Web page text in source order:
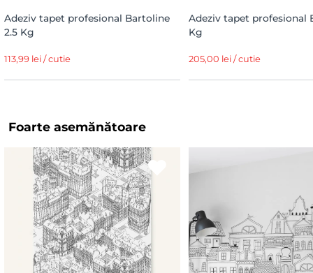
Adeziv tapet profesional Bartoline
2.5 Kg
113,99 lei / cutie
Adeziv tapet profesional
Kg
205,00 lei / cutie
Foarte asemănătoare